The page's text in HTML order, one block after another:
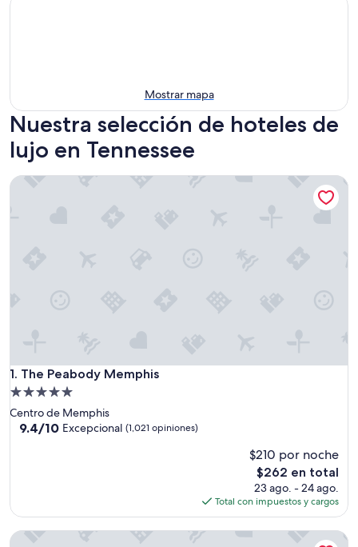
Mostrar mapa
Nuestra selección de hoteles de
lujo en Tennessee
1. The Peabody Memphis
The Peabody Memphis
Propiedad
de
5.0
Centro de Memphis
9.4
9.4/10 Excepcional (1,021 opiniones)
$210 por noche
El
precio
actual
es
de
$262 en total
23 ago. - 24 ago.
Total con impuestos y cargos
The Peabody Memphis
Hutton Hotel, Nashville, a Tribute Portfolio Hotel